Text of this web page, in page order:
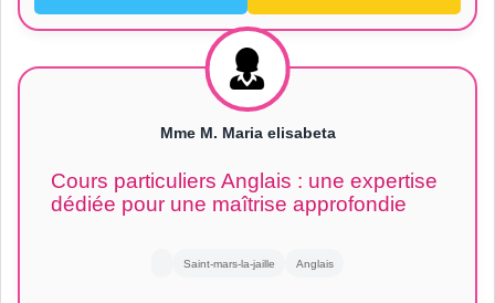
Mme M. Maria elisabeta
Cours particuliers Anglais : une expertise
dédiée pour une maîtrise approfondie
Saint-mars-la-jaille Anglais